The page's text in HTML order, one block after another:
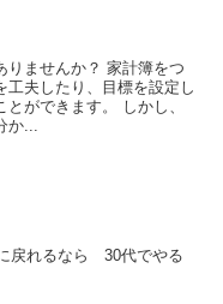
りませんか？ 家計簿をつ
工夫したり、目標を設定し
ができます。 しかし、
...
戻れるなら 30代でやる